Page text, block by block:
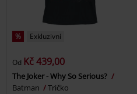
% Exkluzivní
Od Kč 439,00
The Joker - Why So Serious?
Batman
Tričko